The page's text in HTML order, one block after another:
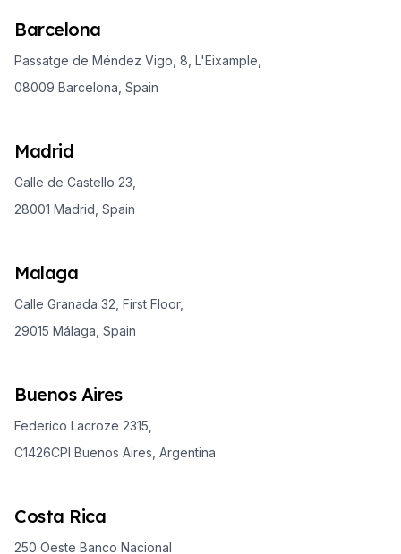
Barcelona
Passatge de Méndez Vigo, 8, L'Eixample,
08009 Barcelona, Spain
Madrid
Calle de Castello 23,
28001 Madrid, Spain
Malaga
Calle Granada 32, First Floor,
29015 Málaga, Spain
Buenos Aires
Federico Lacroze 2315,
C1426CPI Buenos Aires, Argentina
Costa Rica
250 Oeste Banco Nacional